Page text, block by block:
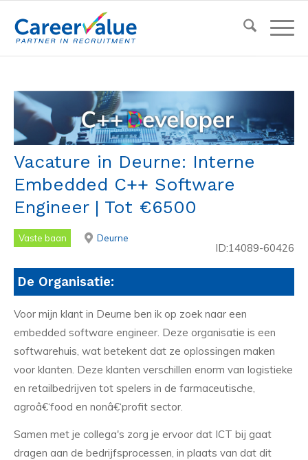
Vacature in Deurne: Interne
Embedded C++ Software
Engineer | Tot €6500
Vaste baan Deurne
ID:14089-60426
De Organisatie:
Voor mijn klant in Deurne ben ik op zoek naar een
embedded software engineer. Deze organisatie is een
softwarehuis, wat betekent dat ze oplossingen maken
voor klanten. Deze klanten verschillen enorm van logistieke
en retailbedrijven tot spelers in de farmaceutische,
agroâ€‘food en nonâ€‘profit sector.
Samen met je collega's zorg je ervoor dat ICT bij gaat
dragen aan de bedrijfsprocessen, in plaats van dat dit